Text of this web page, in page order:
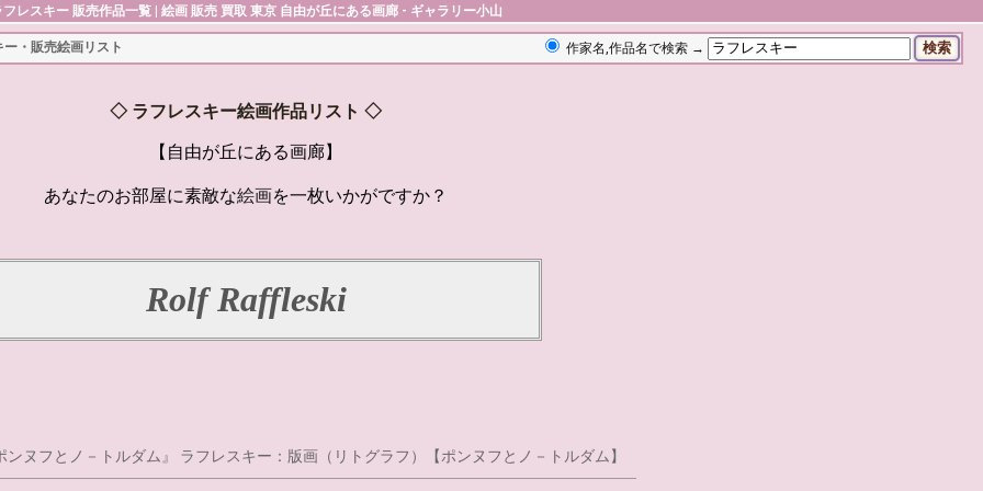
フレスキー販売作品一覧 | 絵画 販売 買取 東京 自由が丘にある画廊 - ギャラリー小山
ー・販売絵画リスト 作家名,作品名で検索 →
◇ ラフレスキー絵画作品リスト ◇
【自由が丘にある画廊】
あなたのお部屋に素敵な絵画を一枚いかがですか？
Rolf Raffleski
ラフレスキー：版画（リトグラフ）【ポンヌフとノ－トルダム】